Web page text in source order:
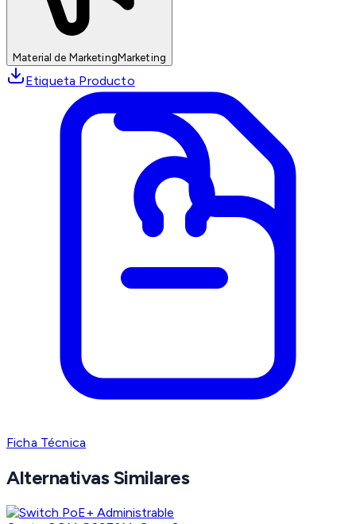
Material de MarketingMarketing
Etiqueta Producto
Ficha Técnica
Alternativas Similares